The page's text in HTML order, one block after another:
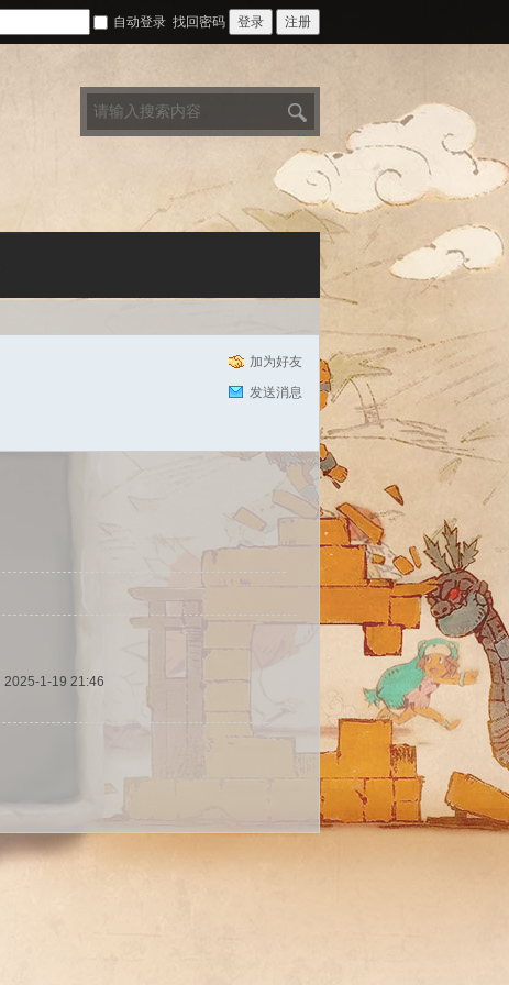
自动登录 找回密码 登录 注册
加为好友
发送消息
2025-1-19 21:46